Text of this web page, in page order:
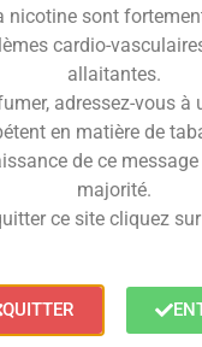
cette
la limonadepour
inoubliable.
de votre vie !
nicotine sont
cardio-
allaitantes.
adressez-vous
en matière de
de ce
majorité.
ce site cliquez sur
QUITTER